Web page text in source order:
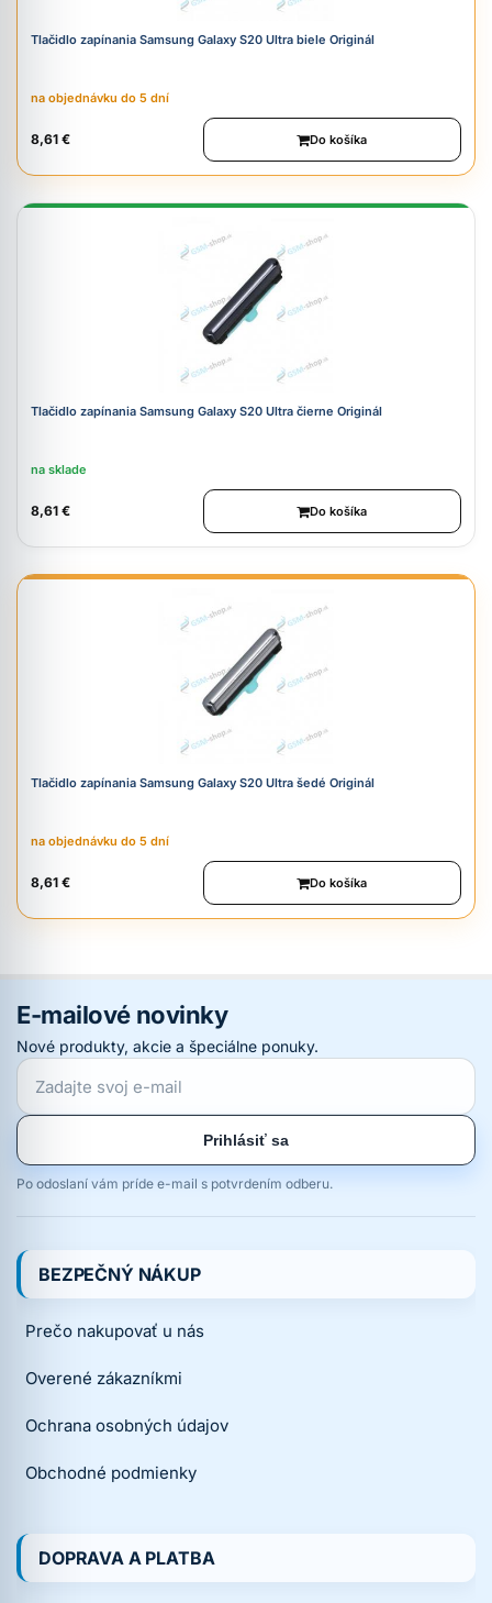
Tlačidlo zapínania Samsung Galaxy S20 Ultra biele Originál
na objednávku do 5 dní
8,61 € Do košíka
Tlačidlo zapínania Samsung Galaxy S20 Ultra čierne Originál
na sklade
8,61 € Do košíka
Tlačidlo zapínania Samsung Galaxy S20 Ultra šedé Originál
na objednávku do 5 dní
8,61 € Do košíka
E-mailové novinky
Nové produkty, akcie a špeciálne ponuky.
Prihlásiť sa
Po odoslaní vám príde e-mail s potvrdením odberu.
BEZPEČNÝ NÁKUP
Prečo nakupovať u nás
Overené zákazníkmi
Ochrana osobných údajov
Obchodné podmienky
DOPRAVA A PLATBA